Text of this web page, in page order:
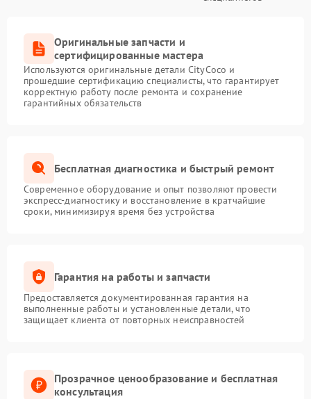
Оригинальные запчасти и
сертифицированные мастера
Используются оригинальные детали CityCoco и
прошедшие сертификацию специалисты, что гарантирует
корректную работу после ремонта и сохранение
гарантийных обязательств
Бесплатная диагностика и быстрый ремонт
Современное оборудование и опыт позволяют провести
экспресс-диагностику и восстановление в кратчайшие
сроки, минимизируя время без устройства
Гарантия на работы и запчасти
Предоставляется документированная гарантия на
выполненные работы и установленные детали, что
защищает клиента от повторных неисправностей
Прозрачное ценообразование и бесплатная
консультация